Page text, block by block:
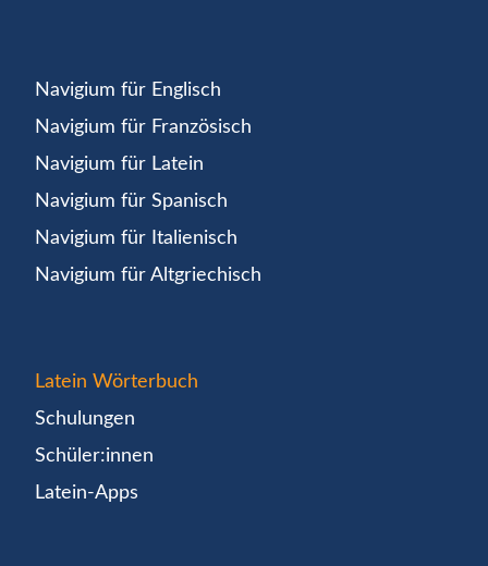
Navigium für Englisch
Navigium für Französisch
Navigium für Latein
Navigium für Spanisch
Navigium für Italienisch
Navigium für Altgriechisch
Latein Wörterbuch
Schulungen
Schüler:innen
Latein-Apps